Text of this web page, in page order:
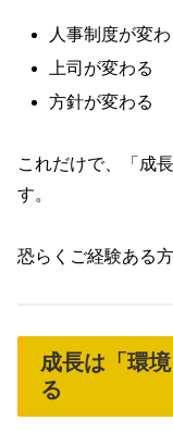
人事制度が変わ
上司が変わる
方針が変わる
これだけで、「成
す。
恐らくご経験ある
成長は「環
る